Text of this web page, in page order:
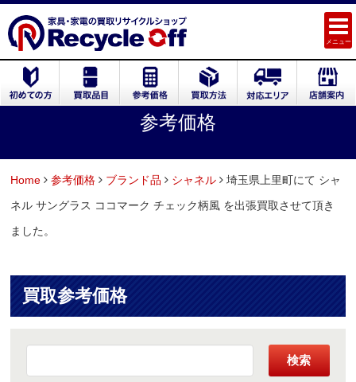
メニュー
参考価格
Home 参考価格 ブランド品 シャネル
埼玉県上里町にて シャ
ネル サングラス ココマーク チェック柄風 を出張買取させて頂き
ました。
買取参考価格
検索